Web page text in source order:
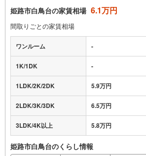
姫路市白鳥台の家賃相場 6.1万円
間取りごとの家賃相場
ワンルーム -
1K/1DK -
1LDK/2K/2DK 5.9万円
2LDK/3K/3DK 6.5万円
3LDK/4K以上 5.8万円
姫路市白鳥台のくらし情報